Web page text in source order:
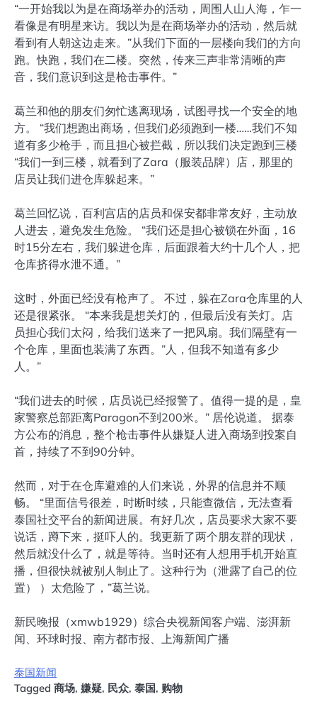
“一开始我以为是在商场举办的活动，周围人山人海，乍一
看像是有明星来访。我以为是在商场举办的活动，然后就
看到有人朝这边走来。”从我们下面的一层楼向我们的方向
跑。快跑，我们在二楼。突然，传来三声非常清晰的声
音，我们意识到这是枪击事件。”
葛兰和他的朋友们匆忙逃离现场，试图寻找一个安全的地
方。 “我们想跑出商场，但我们必须跑到一楼……我们不知
道有多少枪手，而且担心被拦截，所以我们决定跑到三楼
“我们一到三楼，就看到了Zara（服装品牌）店，那里的
店员让我们进仓库躲起来。”
葛兰回忆说，百利宫店的店员和保安都非常友好，主动放
人进去，避免发生危险。 “我们还是担心被锁在外面，16
时15分左右，我们躲进仓库，后面跟着大约十几个人，把
仓库挤得水泄不通。”
这时，外面已经没有枪声了。 不过，躲在Zara仓库里的人
还是很紧张。 “本来我是想关灯的，但最后没有关灯。店
员担心我们太闷，给我们送来了一把风扇。我们隔壁有一
个仓库，里面也装满了东西。”人，但我不知道有多少
人。”
“我们进去的时候，店员说已经报警了。值得一提的是，皇
家警察总部距离Paragon不到200米。” 居伦说道。 据泰
方公布的消息，整个枪击事件从嫌疑人进入商场到投案自
首，持续了不到90分钟。
然而，对于在仓库避难的人们来说，外界的信息并不顺
畅。 “里面信号很差，时断时续，只能查微信，无法查看
泰国社交平台的新闻进展。有好几次，店员要求大家不要
说话，蹲下来，挺吓人的。我更新了两个朋友群的现状，
然后就没什么了，就是等待。当时还有人想用手机开始直
播，但很快就被别人制止了。这种行为（泄露了自己的位
置） ）太危险了，”葛兰说。
新民晚报（xmwb1929）综合央视新闻客户端、澎湃新
闻、环球时报、南方都市报、上海新闻广播
泰国新闻
Tagged 商场, 嫌疑, 民众, 泰国, 购物